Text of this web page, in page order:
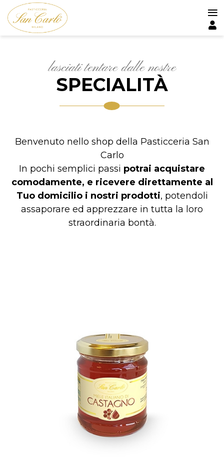
Salta
al
contenuto
≡
lasciati tentare dalle nostre
SPECIALITÀ
Benvenuto nello shop della Pasticceria San
Carlo
In pochi semplici passi potrai acquistare
comodamente, e ricevere direttamente al
Tuo domicilio i nostri prodotti, potendoli
assaporare ed apprezzare in tutta la loro
straordinaria bontà.